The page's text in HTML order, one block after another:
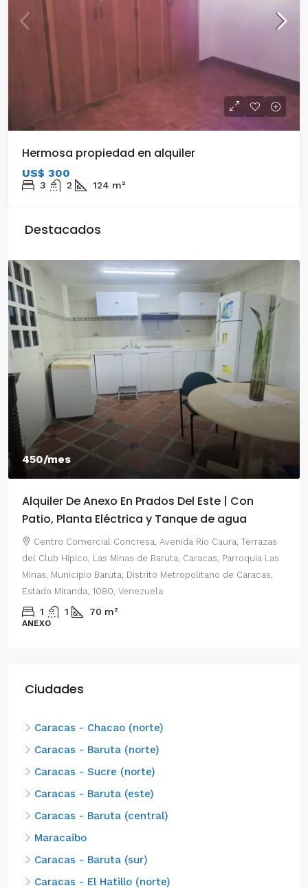
Hermosa propiedad en alquiler
US$ 300
3 2 124 m²
Destacados
450/mes
Alquiler De Anexo En Prados Del Este | Con
Patio, Planta Eléctrica y Tanque de agua
Centro Comercial Concresa, Avenida Río Caura, Terrazas
del Club Hípico, Las Minas de Baruta, Caracas, Parroquia Las
Minas, Municipio Baruta, Distrito Metropolitano de Caracas,
Estado Miranda, 1080, Venezuela
1 1 70 m²
ANEXO
Ciudades
Caracas - Chacao (norte)
Caracas - Baruta (norte)
Caracas - Sucre (norte)
Caracas - Baruta (este)
Caracas - Baruta (central)
Maracaibo
Caracas - Baruta (sur)
Caracas - El Hatillo (norte)